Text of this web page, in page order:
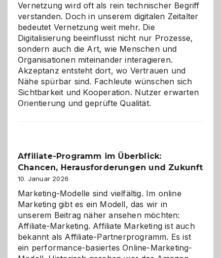
Vernetzung wird oft als rein technischer Begriff
verstanden. Doch in unserem digitalen Zeitalter
bedeutet Vernetzung weit mehr. Die
Digitalisierung beeinflusst nicht nur Prozesse,
sondern auch die Art, wie Menschen und
Organisationen miteinander interagieren.
Akzeptanz entsteht dort, wo Vertrauen und
Nähe spürbar sind. Fachleute wünschen sich
Sichtbarkeit und Kooperation. Nutzer erwarten
Orientierung und geprüfte Qualität.
Affiliate-Programm im Überblick:
Chancen, Herausforderungen und Zukunft
10. Januar 2026
Marketing-Modelle sind vielfältig. Im online
Marketing gibt es ein Modell, das wir in
unserem Beitrag näher ansehen möchten:
Affiliate-Marketing. Affiliate Marketing ist auch
bekannt als Affiliate-Partnerprogramm. Es ist
ein performance-basiertes Online-Marketing-